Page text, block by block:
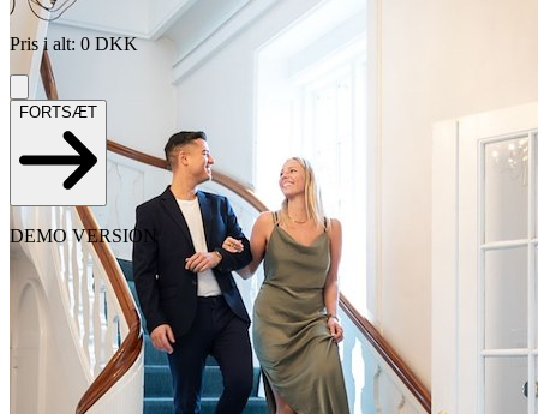
Pris i alt: 0 DKK
FORTSÆT
DEMO VERSION